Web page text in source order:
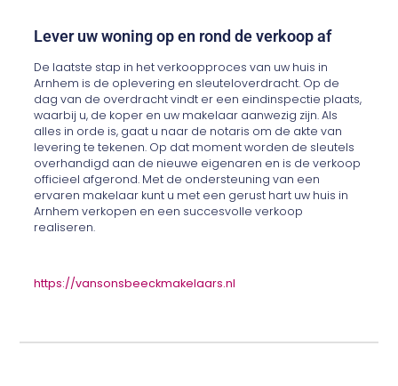
Lever uw woning op en rond de verkoop af
De laatste stap in het verkoopproces van uw huis in
Arnhem is de oplevering en sleuteloverdracht. Op de
dag van de overdracht vindt er een eindinspectie plaats,
waarbij u, de koper en uw makelaar aanwezig zijn. Als
alles in orde is, gaat u naar de notaris om de akte van
levering te tekenen. Op dat moment worden de sleutels
overhandigd aan de nieuwe eigenaren en is de verkoop
officieel afgerond. Met de ondersteuning van een
ervaren makelaar kunt u met een gerust hart uw huis in
Arnhem verkopen en een succesvolle verkoop
realiseren.
https://vansonsbeeckmakelaars.nl